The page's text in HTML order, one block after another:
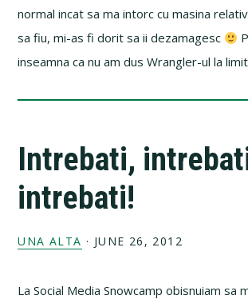
normal incat sa ma intorc cu masina
sa fiu, mi-as fi dorit sa ii dezamagesc
inseamna ca nu am dus Wrangler-ul la
Intrebati,
intrebati!
UNA ALTA · JUNE 26, 2012
La Social Media Snowcamp obisnuiam sa